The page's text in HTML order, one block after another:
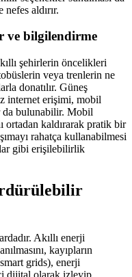
aldırır.
ve bilgilendirme
şehirlerin öncelikleri
veya trenlerin ne
donatılır. Güneş
internet erişimi, mobil
bulunabilir. Mobil
ortadan kaldırarak pratik bir
rahatça kullanabilmesi
gibi erişilebilirlik
Akıllı enerji
kayıpların
grids), enerji
dijital olarak izleyip